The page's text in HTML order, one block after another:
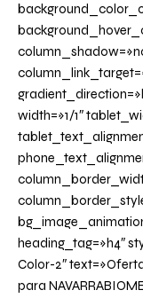
width=»1/1″
heading_tag=»h4″
Color-2″
para